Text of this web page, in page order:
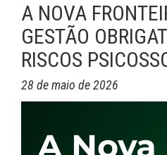
A NOVA
GESTÃO
RISCOS
28 de maio de 2026